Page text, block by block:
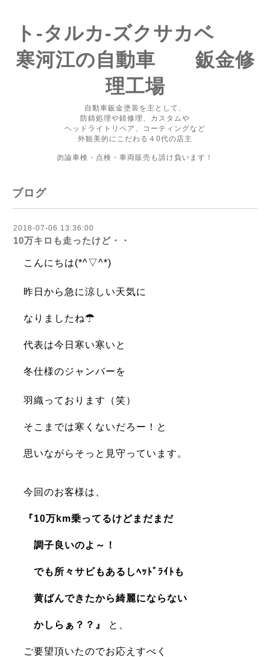
ト-タルカ-ズクサカベ
寒河江の自動車 鈑金修
理工場
自動車鈑金塗装を主として、
防錆処理や錆修理、カスタムや
ヘッドライトリペア、コーティングなど
外観美的にこだわる４0代の店主
勿論車検・点検・車両販売も請け負います！
ブログ
2018-07-06 13:36:00
10万キロも走ったけど・・
こんにちは(*^▽^*)
昨日から急に涼しい天気に
なりましたね☂
代表は今日寒い寒いと
冬仕様のジャンバーを
羽織っております（笑）
そこまでは寒くないだろー！と
思いながらそっと見守っています。
今回のお客様は、
『10万km乗ってるけどまだまだ
調子良いのよ～！
でも所々サビもあるしﾍｯﾄﾞﾗｲﾄも
黄ばんできたから綺麗にならない
かしらぁ？？ 』 と、
ご要望頂いたのでお応えすべく